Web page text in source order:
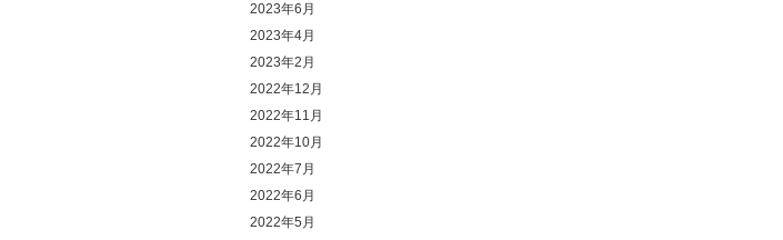
2023年6月
2023年4月
2023年2月
2022年12月
2022年11月
2022年10月
2022年7月
2022年6月
2022年5月